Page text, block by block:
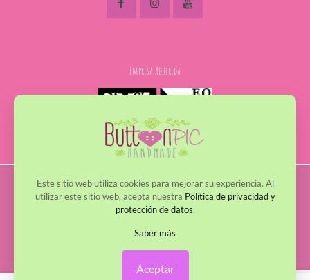
Empresa Adherida
© 2017 - 2022 ButtonPic. Todos los derechos reservados
Política de Privacidad
Política de Cookies
Este sitio web utiliza cookies para mejorar su experiencia. Al
utilizar este sitio web, acepta nuestra Política de privacidad y
protección de datos.
Saber más
Aceptar